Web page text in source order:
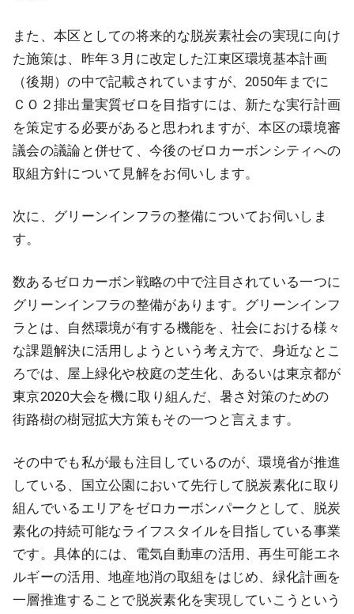
また、本区としての将来的な脱炭素社会の実現に向け
た施策は、昨年３月に改定した江東区環境基本計画
（後期）の中で記載されていますが、2050年までに
ＣＯ２排出量実質ゼロを目指すには、新たな実行計画
を策定する必要があると思われますが、本区の環境審
議会の議論と併せて、今後のゼロカーボンシティへの
取組方針について見解をお伺いします。
次に、グリーンインフラの整備についてお伺いしま
す。
数あるゼロカーボン戦略の中で注目されている一つに
グリーンインフラの整備があります。グリーンインフ
ラとは、自然環境が有する機能を、社会における様々
な課題解決に活用しようという考え方で、身近なとこ
ろでは、屋上緑化や校庭の芝生化、あるいは東京都が
東京2020大会を機に取り組んだ、暑さ対策のための
街路樹の樹冠拡大方策もその一つと言えます。
その中でも私が最も注目しているのが、環境省が推進
している、国立公園において先行して脱炭素化に取り
組んでいるエリアをゼロカーボンパークとして、脱炭
素化の持続可能なライフスタイルを目指している事業
です。具体的には、電気自動車の活用、再生可能エネ
ルギーの活用、地産地消の取組をはじめ、緑化計画を
一層推進することで脱炭素化を実現していこうという